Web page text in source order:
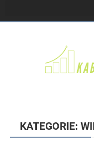
KATEGORIE: